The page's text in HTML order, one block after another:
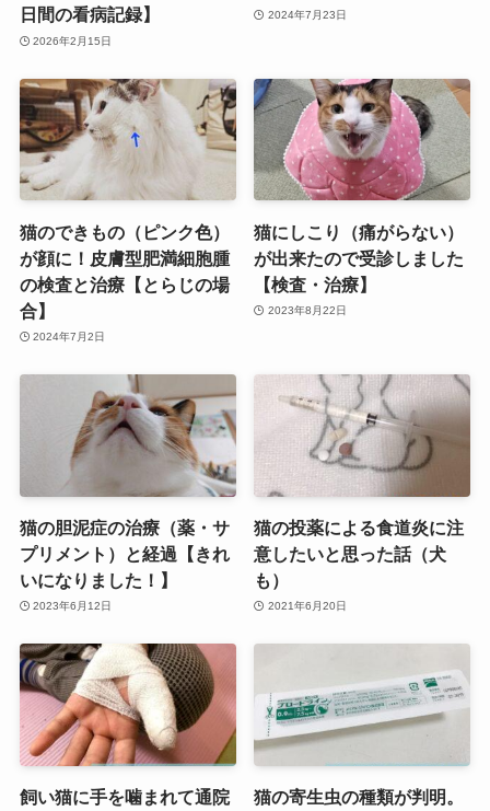
日間の看病記録】
2026年2月15日
2024年7月23日
猫のできもの（ピンク色）
が顔に！皮膚型肥満細胞腫
の検査と治療【とらじの場
合】
2024年7月2日
猫にしこり（痛がらない）
が出来たので受診しました
【検査・治療】
2023年8月22日
猫の胆泥症の治療（薬・サ
プリメント）と経過【きれ
いになりました！】
2023年6月12日
猫の投薬による食道炎に注
意したいと思った話（犬
も）
2021年6月20日
飼い猫に手を噛まれて通院
猫の寄生虫の種類が判明。